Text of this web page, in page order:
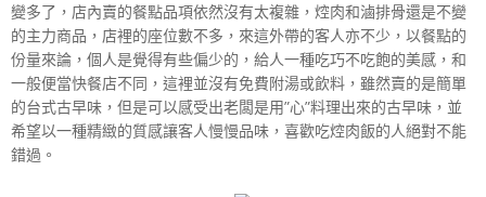
變多了，店內賣的餐點品項依然沒有太複雜，焢肉和滷排骨還是不變
的主力商品，店裡的座位數不多，來這外帶的客人亦不少，以餐點的
份量來論，個人是覺得有些偏少的，給人一種吃巧不吃飽的美感，和
一般便當快餐店不同，這裡並沒有免費附湯或飲料，雖然賣的是簡單
的台式古早味，但是可以感受出老闆是用”心”料理出來的古早味，並
希望以一種精緻的質感讓客人慢慢品味，喜歡吃焢肉飯的人絕對不能
錯過。